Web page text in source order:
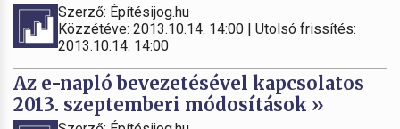
Szerző: Építésijog.hu
Közzétéve: 2013.10.14. 14:00 | Utolsó frissítés:
2013.10.14. 14:00
Az e-napló bevezetésével kapcsolatos
2013. szeptemberi módosítások »